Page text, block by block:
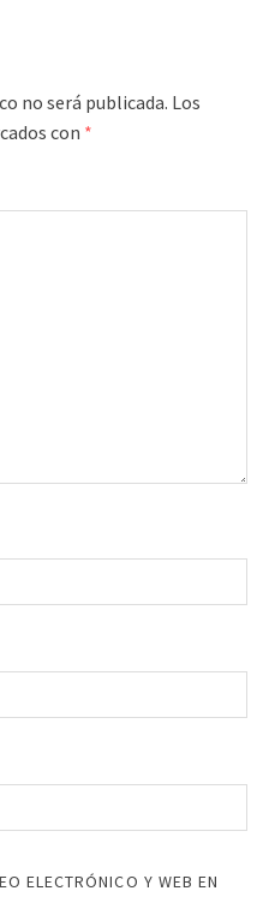
no será publicada. Los
con *
ELECTRÓNICO Y WEB EN